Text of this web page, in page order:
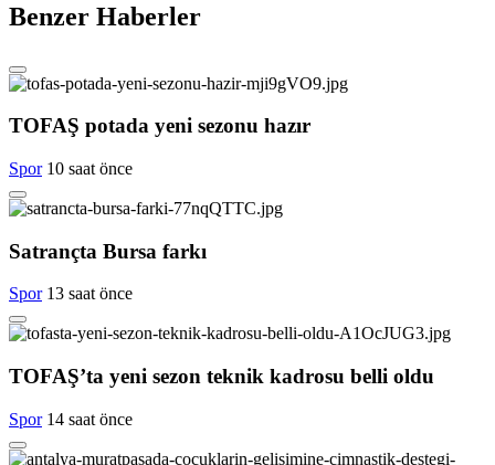
Benzer Haberler
TOFAŞ potada yeni sezonu hazır
Spor 10 saat önce
Satrançta Bursa farkı
Spor 13 saat önce
TOFAŞ’ta yeni sezon teknik kadrosu belli oldu
Spor 14 saat önce